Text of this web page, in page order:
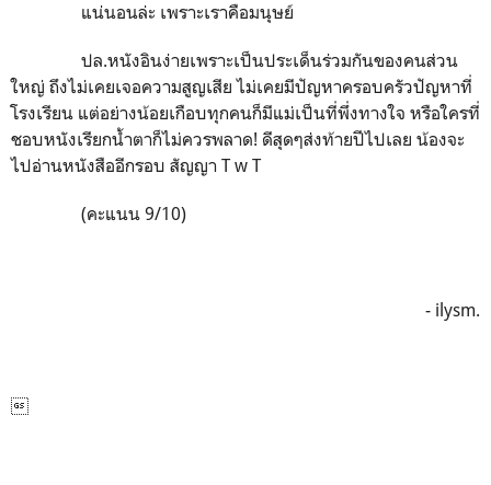
แน่นอนล่ะ เพราะเราคือมนุษย์
ปล.หนังอินง่ายเพราะเป็นประเด็นร่วมกันของคนส่วน
ใหญ่ ถึงไม่เคยเจอความสูญเสีย ไม่เคยมีปัญหาครอบครัวปัญหาที่
โรงเรียน แต่อย่างน้อยเกือบทุกคนก็มีแม่เป็นที่พึ่งทางใจ หรือใครที่
ชอบหนังเรียกน้ำตาก็ไม่ควรพลาด! ดีสุดๆส่งท้ายปีไปเลย น้องจะ
ไปอ่านหนังสืออีกรอบ สัญญา T w T
(คะแนน 9/10)
- ilysm.